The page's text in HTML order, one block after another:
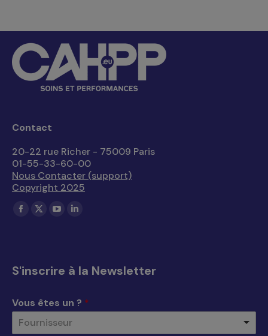
Contact
20-22 rue Richer - 75009 Paris
01-55-33-60-00
Nous Contacter (support)
Copyright 2025
Trouvez nous sur :
La
dans
nouvelle
fenêtre
La
dans
nouvelle
fenêtre
La
dans
nouvelle
fenêtre
La
dans
nouvelle
S'inscrire à la Newsletter
Vous êtes un ? *
Fournisseur